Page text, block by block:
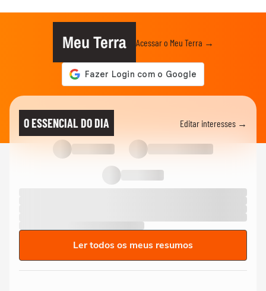
Meu Terra Acessar o Meu Terra →
O ESSENCIAL DO DIA Editar interesses →
Ler todos os meus resumos